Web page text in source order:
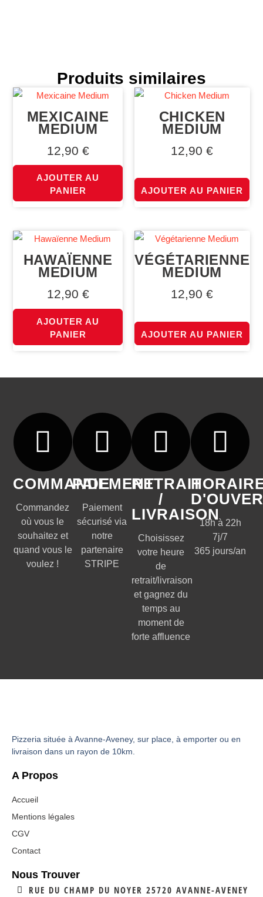
Produits similaires
MEXICAINE
MEDIUM
12,90 €
AJOUTER AU
PANIER
CHICKEN
MEDIUM
12,90€
AJOUTER AU PANIER
HAWAÏENNE
MEDIUM
12,90 €
AJOUTER AU
PANIER
VÉGÉTARIENNE
MEDIUM
12,90€
AJOUTER AU PANIER
COMMANDE
Commandez
où vous le
souhaitez et
quand vous le
voulez !
PAIEMENT
Paiement
sécurisé via
notre
partenaire
STRIPE
RETRAIT
/
LIVRAISON
Choisissez
votre heure
de
retrait/livraison
et gagnez du
temps au
moment de
forte affluence
18h à 22h
7j/7
365 jours/an
Pizzeria située à Avanne-Aveney, sur place, à emporter ou en
livraison dans un rayon de 10km.
A Propos
Accueil
Mentions légales
CGV
Contact
Nous Trouver
RUE DU CHAMP DU NOYER 25720 AVANNE-AVENEY